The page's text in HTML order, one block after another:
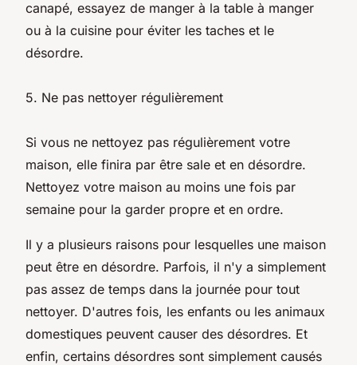
canapé, essayez de manger à la table à manger
ou à la cuisine pour éviter les taches et le
désordre.
5. Ne pas nettoyer régulièrement
Si vous ne nettoyez pas régulièrement votre
maison, elle finira par être sale et en désordre.
Nettoyez votre maison au moins une fois par
semaine pour la garder propre et en ordre.
Il y a plusieurs raisons pour lesquelles une maison
peut être en désordre. Parfois, il n'y a simplement
pas assez de temps dans la journée pour tout
nettoyer. D'autres fois, les enfants ou les animaux
domestiques peuvent causer des désordres. Et
enfin, certains désordres sont simplement causés